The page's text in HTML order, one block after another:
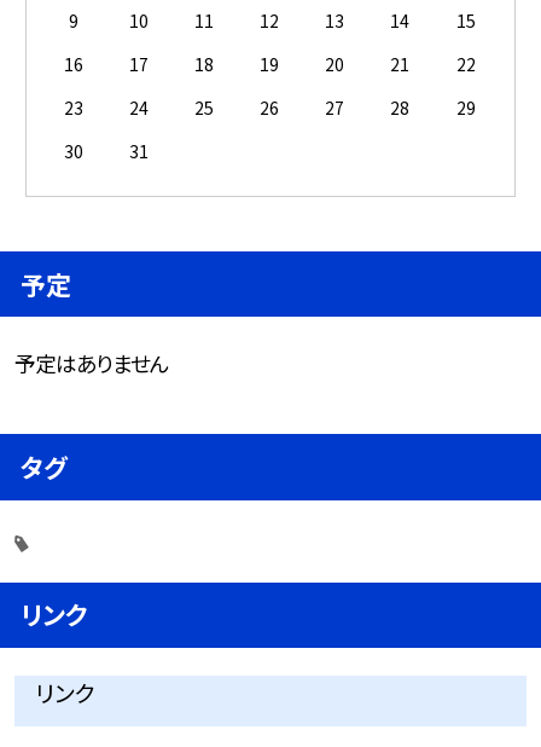
9
10 11 12 13 14
15
16
17 18 19 20 21
22
23
24 25 26 27 28
29
30
31
予定
予定はありません
タグ
リンク
リンク